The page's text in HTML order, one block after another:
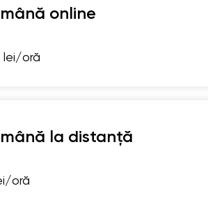
online
lei/oră
la distanță
oră